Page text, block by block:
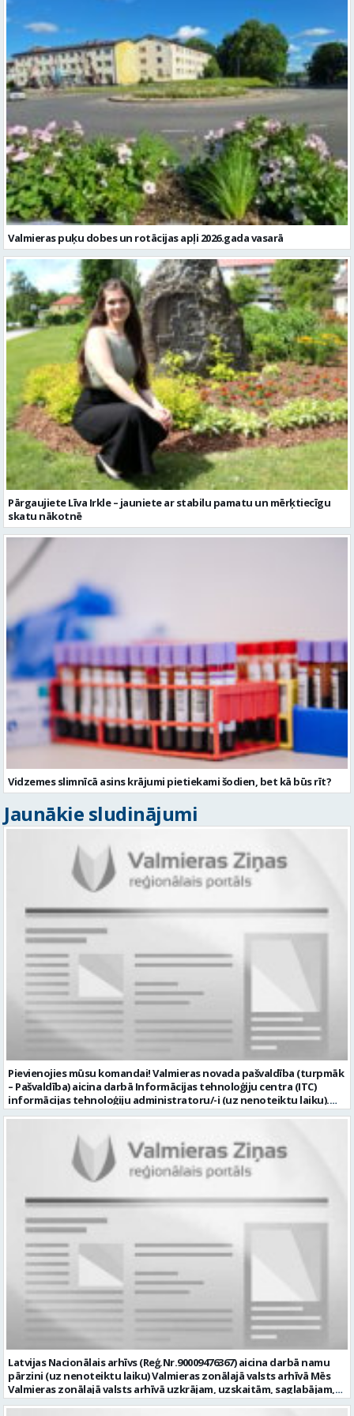
Valmieras puķu dobes un rotācijas apļi 2026.gada vasarā
Pārgaujiete Līva Irkle – jauniete ar stabilu pamatu un mērķtiecīgu
skatu nākotnē
Vidzemes slimnīcā asins krājumi pietiekami šodien, bet kā būs rīt?
Jaunākie sludinājumi
Pievienojies mūsu komandai! Valmieras novada pašvaldība (turpmāk
– Pašvaldība) aicina darbā Informācijas tehnoloģiju centra (ITC)
informācijas tehnoloģiju administratoru/-i (uz nenoteiktu laiku).
Darba vieta: Rūjienas un Naukšēnu apvienību teritorijās Ja Tev ir
(turpmāk – IKT) saistīto problēmu pieteikumu pārvaldību un
operatīvu risināšanu; nodrošināt datortehnikas lietotāju atbalstu
un ar to saistīto problēmsituāciju risināšanu; uzstādīt, konfigurēt,
diagnosticēt un modernizēt Pašvaldības iestāžu datortehniku,
datortīklus un programmatūru, novērst kļūmes to darbībā;
kontrolēt ārējo pakalpojumu sniedzēju darbu izpildi Pašvaldības
iestādēs infrastruktūras uzturēšanā; sagatavot priekšlikumus par
IKT nomaiņu un efektīvāku izmantošanu; un ja Tev ir: vismaz vidējā
profesionālā izglītība informācijas tehnoloģiju jomā; darba
pieredze (ar informācijas tehnoloģijām saistītā jomā); izpratne par
datortehnikas un biroja tehnikas uzbūvi un problēmu risināšanas
secību; izpratne par datortīkla uzbūvi, tīkla iekārtu darbības
principiem; valsts valodas prasmes atbilstoši Valsts valodas likuma
prasībām; kompetences: ļoti labas organizatoriskās un saskarsmes
spējas, argumentācijas prasme; prasme patstāvīgi pieņemt
lēmumus; analītiskās spējas; augsta atbildības sajūta; precizitāte;
spēja strādāt individuāli un komandā; pašiniciatīva un spēja meklēt
un piedāvāt jaunus risinājumus; mēs piedāvājam: dinamisku,
interesantu un atbildīgu darbu un ideju īstenošanas iespējas uz
attīstību vērstā Pašvaldībā; pamatalgu pārbaudes laikā 1258,- EUR
pirms nodokļu nomaksas, pēc pārbaudes laika 1310,- EUR pirms
Latvijas Nacionālais arhīvs (Reģ.Nr.90009476367) aicina darbā namu
pārzini (uz nenoteiktu laiku) Valmieras zonālajā valsts arhīvā Mēs
Valmieras zonālajā valsts arhīvā uzkrājam, uzskaitām, saglabājam,
darām pieejamu un popularizējam nacionālo dokumentāro